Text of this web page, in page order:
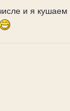
и я